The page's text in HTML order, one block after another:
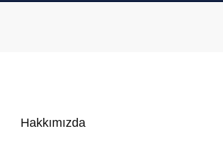
Hakkımızda